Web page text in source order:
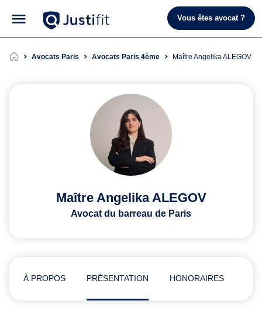
Vous êtes avocat ?
Avocats Paris Avocats Paris 4ème Maître Angelika ALEGOV
Maître Angelika ALEGOV
Avocat du barreau de Paris
À PROPOS PRÉSENTATION HONORAIRES